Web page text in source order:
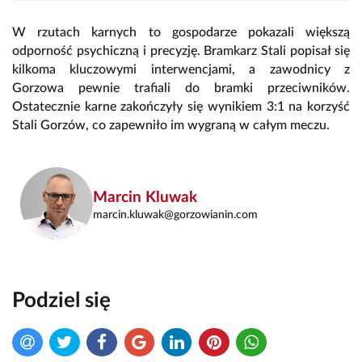
W rzutach karnych to gospodarze pokazali większą
odporność psychiczną i precyzję. Bramkarz Stali popisał się
kilkoma kluczowymi interwencjami, a zawodnicy z
Gorzowa pewnie trafiali do bramki przeciwników.
Ostatecznie karne zakończyły się wynikiem 3:1 na korzyść
Stali Gorzów, co zapewniło im wygraną w całym meczu.
Marcin Kluwak
marcin.kluwak@gorzowianin.com
Podziel się